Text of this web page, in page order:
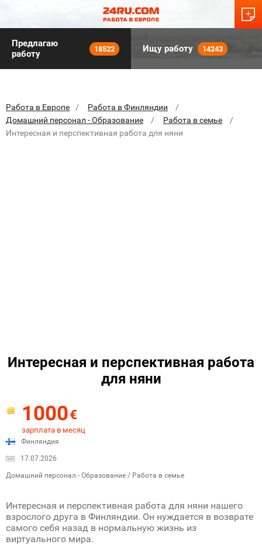
Предлагаю
работу
18522 Ищу работу 14243
Работа в Европе
Работа в Финляндии
Домашний персонал - Образование
Работа в семье
Интересная и перспективная работа для няни
Интересная и перспективная работа
для няни
1000€
зарплата в месяц
Финляндия
17.07.2026
Домашний персонал - Образование / Работа в семье
Интересная и перспективная работа для няни нашего
взрослого друга в Финляндии. Он нуждается в возврате
самого себя назад в нормальную жизнь из
виртуального мира.